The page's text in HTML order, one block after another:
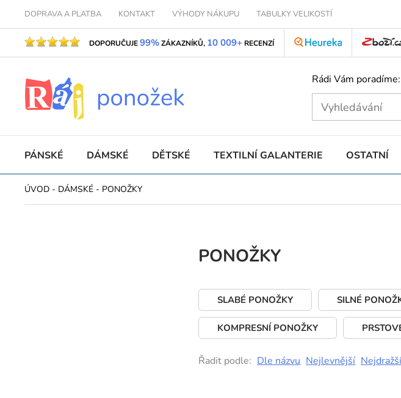
DOPRAVA A PLATBA KONTAKT VÝHODY NÁKUPU TABULKY VELIKOSTÍ
DOPORUČUJE99%ZÁKAZNÍKŮ, 10 009+ RECENZÍ
Rádi Vám poradíme:
PÁNSKÉ DÁMSKÉ DĚTSKÉ TEXTILNÍ GALANTERIE OSTATNÍ
ÚVOD - DÁMSKÉ - PONOŽKY
PONOŽKY
SLABÉ PONOŽKY SILNÉ
KOMPRESNÍ PONOŽKY
Řadit podle: Dle názvu Nejlevnější Nejdražší